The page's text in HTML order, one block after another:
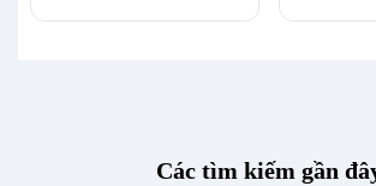
Các tìm kiếm gần